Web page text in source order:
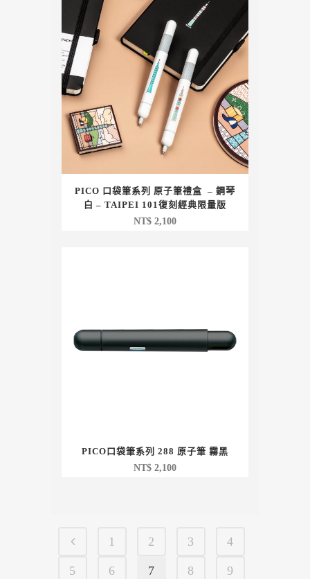
PICO 口袋筆系列 原子筆禮盒 – 鋼琴
白 – TAIPEI 101復刻經典限量版
NT$ 2,100
PICO口袋筆系列 288 原子筆 霧黑
NT$ 2,100
1 2 3 4
5 6 7 8 9